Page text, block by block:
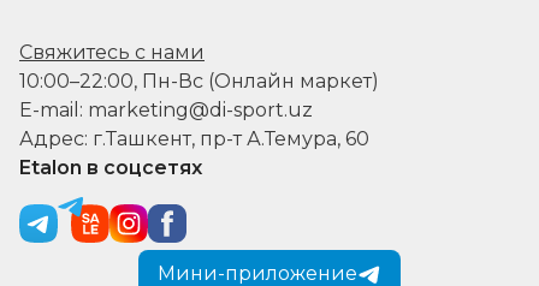
Свяжитесь с нами
10:00–22:00, Пн-Вс (Онлайн маркет)
E-mail: marketing@di-sport.uz
Адрес: г.Ташкент, пр-т А.Темура, 60
Etalon в соцсетях
Мини-приложение